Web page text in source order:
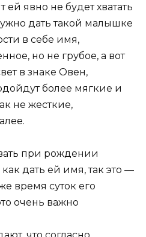
ей явно не будет хватать
дать такой малышке
в себе имя,
но не грубое, а вот
в знаке Овен,
более мягкие и
не жесткие,
при рождении
дать ей имя, так это —
время суток его
очень важно